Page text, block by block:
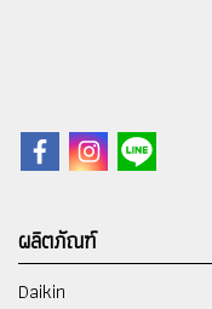
ผลิตภัณฑ์
Daikin